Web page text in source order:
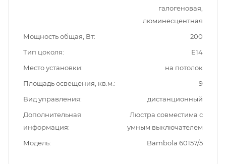
галогеновая,
люминесцентная
Мощность общая, Вт
200
Тип цоколя
E14
Место установки
на потолок
Площадь освещения, кв.м.
9
Вид управления
дистанционный
Дополнительная
информация
Люстра совместима с
умным выключателем
Модель
Bambola 60157/5